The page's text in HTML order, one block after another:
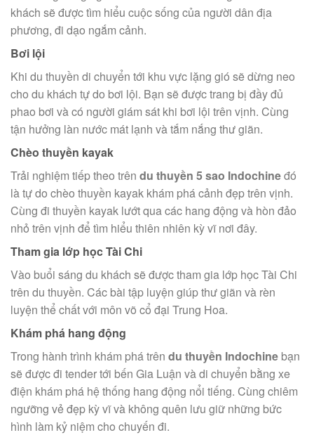
khách sẽ được tìm hiểu cuộc sống của người dân địa
phương, đi dạo ngắm cảnh.
Bơi lội
Khi du thuyền di chuyển tới khu vực lặng gió sẽ dừng neo
cho du khách tự do bơi lội. Bạn sẽ được trang bị đầy đủ
phao bơi và có người giám sát khi bơi lội trên vịnh. Cùng
tận hưởng làn nước mát lạnh và tắm nắng thư giãn.
Chèo thuyền kayak
Trải nghiệm tiếp theo trên du thuyền 5 sao Indochineđó
là tự do chèo thuyền kayak khám phá cảnh đẹp trên vịnh.
Cùng đi thuyền kayak lướt qua các hang động và hòn đảo
nhỏ trên vịnh để tìm hiểu thiên nhiên kỳ vĩ nơi đây.
Tham gia lớp học Tài Chi
Vào buổi sáng du khách sẽ được tham gia lớp học Tài Chi
trên du thuyền. Các bài tập luyện giúp thư giãn và rèn
luyện thể chất với môn võ cổ đại Trung Hoa.
Khám phá hang động
Trong hành trình khám phá trên du thuyền Indochine bạn
sẽ được đi tender tới bến Gia Luận và di chuyển bằng xe
điện khám phá hệ thống hang động nổi tiếng. Cùng chiêm
ngưỡng vẻ đẹp kỳ vĩ và không quên lưu giữ những bức
hình làm kỷ niệm cho chuyến đi.